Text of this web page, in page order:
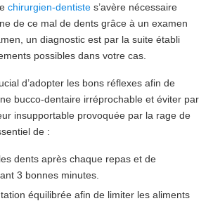
chirurgien-dentiste s’avère nécessaire
de ce mal de dents grâce à un examen
un diagnostic est par la suite établi
possibles dans votre cas.
d’adopter les bons réflexes afin de
bucco-dentaire irréprochable et éviter par
insupportable provoquée par la rage de
de :
dents après chaque repas et de
3 bonnes minutes.
équilibrée afin de limiter les aliments